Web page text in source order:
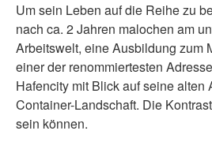
Um sein Leben auf die Reihe zu
nach ca. 2 Jahren malochen am
Arbeitswelt, eine Ausbildung zum
einer der renommiertesten
Hafencity mit Blick auf seine alten
Container-Landschaft. Die
sein können.